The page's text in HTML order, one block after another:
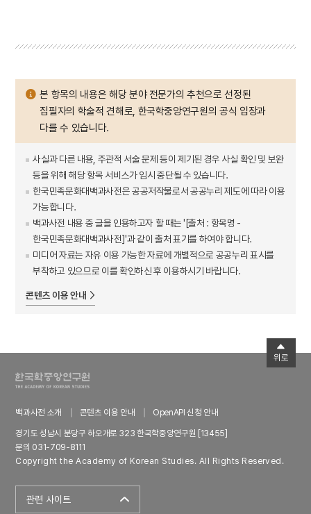
본 항목의 내용은 해당 분야 전문가의 추천으로 선정된
집필자의 학술적 견해로, 한국학중앙연구원의 공식 입장과
다를 수 있습니다.
사실과 다른 내용, 주관적 서술 문제 등이 제기된 경우 사실 확인 및 보완
등을 위해 해당 항목 서비스가 임시 중단될 수 있습니다.
한국민족문화대백과사전은 공공저작물로서 공공누리 제도에 따라 이용
가능합니다.
백과사전 내용 중 글을 인용하고자 할 때는 '[출처 : 항목명 -
한국민족문화대백과사전]'과 같이 출처 표기를 하여야 합니다.
미디어 자료는 자유 이용 가능한 자료에 개별적으로 공공누리 표시를
부착하고 있으므로 이를 확인하신 후 이용하시기 바랍니다.
콘텐츠 이용 안내
백과사전 소개 콘텐츠 이용 안내
OpenAPI 신청 안내
경기도 성남시 분당구 하오개로 323 한국학중앙연구원 [13455]
문의 031-709-8111
Copyright the Academy of Korean Studies. All Rights Reserved.
관련 사이트
위로